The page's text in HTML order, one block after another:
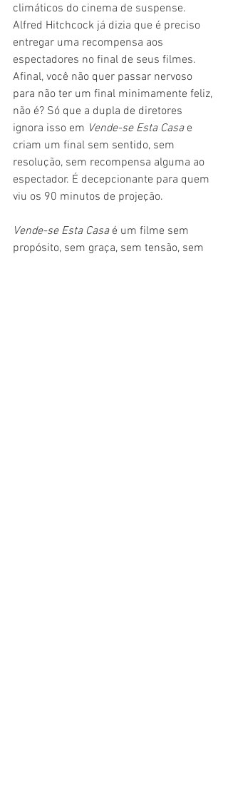
climáticos do cinema de suspense.
Alfred Hitchcock já dizia que é preciso
entregar uma recompensa aos
espectadores no final de seus filmes.
Afinal, você não quer passar nervoso
para não ter um final minimamente feliz,
não é? Só que a dupla de diretores
ignora isso em Vende-se Esta Casa e
criam um final sem sentido, sem
resolução, sem recompensa alguma ao
espectador. É decepcionante para quem
viu os 90 minutos de projeção.
Vende-se Esta Casa é um filme sem
propósito, sem graça, sem tensão, sem